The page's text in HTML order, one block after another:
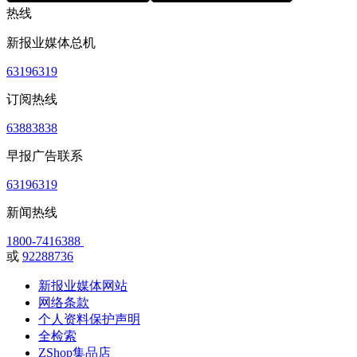
热线
新报业媒体总机
63196319
订阅热线
63883838
早报广告联系
63196319
新闻热线
1800-7416388
或 92288736
新报业媒体网站
网络条款
个人资料保护声明
全检索
ZShop集品店